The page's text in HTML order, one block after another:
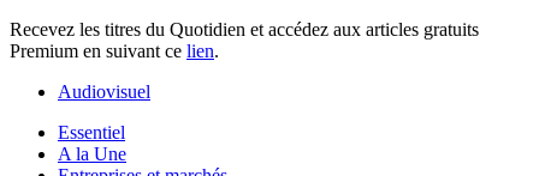
Recevez les titres du Quotidien et accédez aux articles gratuits
Premium en suivant ce lien.
Audiovisuel
Essentiel
A la Une